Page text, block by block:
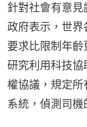
針對社會有意見
政府表示，世界
要求比限制年
研究利用科技
權協議，規定所
系統，偵測司機